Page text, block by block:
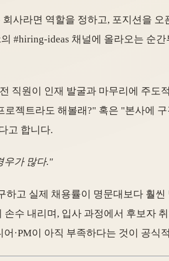
사라면 역할을 정하고, 포지션을
#hiring-ideas 채널에 올라오는 순
직원이 인재 발굴과 마무리에 주
젝트라도 해볼래?" 혹은 "본사에
고 합니다.
우가 많다."
고 실제 채용률이 명문대보다 훨
수 내리며, 입사 과정에서 후보자
·PM이 아직 부족하다는 것이 공식